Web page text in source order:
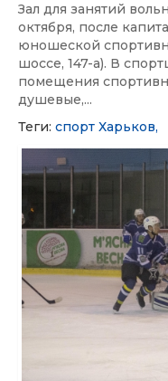
Зал для занятий
октября, после
юношеской
шоссе, 147-а). В
помещения
душевые,...
Теги: спорт Харьков,